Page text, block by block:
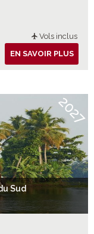
Vols inclus
EN SAVOIR PLUS
Sud
2027